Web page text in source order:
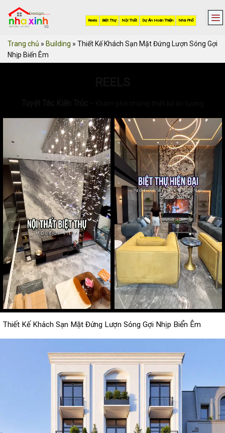
content
Trang chủ » Building » Thiết Kế Khách Sạn Mặt Đứng Lượn Sóng Gợi
Nhịp Biển Êm
Thiết Kế Khách Sạn Mặt Đứng Lượn Sóng Gợi Nhịp Biển Êm
Nhà Phố
Dự Án Hoàn Thiện
Nội Thất
Biệt Thự
Reels